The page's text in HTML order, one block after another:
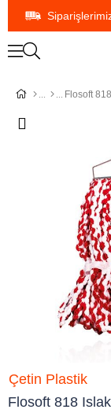
Flosoft
Flosoft 818
Çetin Plastik